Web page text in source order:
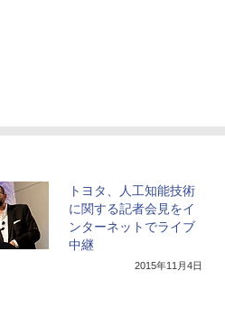
トヨタ、人工知能技術
に関する記者会見をイ
ンターネットでライブ
中継
2015年11月4日